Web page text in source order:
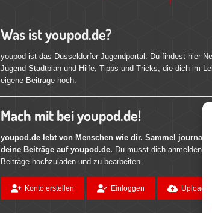
Was ist youpod.de?
youpod ist das Düsseldorfer Jugendportal. Du findest hier
Jugend-Stadtplan und Hilfe, Tipps und Tricks, die dich im
eigene Beiträge hoch.
Mach mit bei youpod.de!
youpod.de lebt von Menschen wie dir. Sammel
deine Beiträge auf youpod.de. Du musst dich anmelden,
Beiträge hochzuladen und zu bearbeiten.
Konto erstellen Einloggen Upload